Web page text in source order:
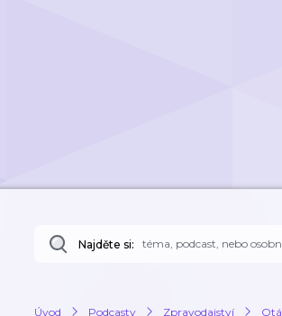
Najděte si:
Úvod Podcasty Zpravodajství